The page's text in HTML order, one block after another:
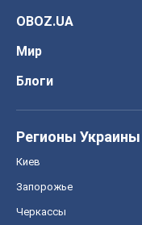
OBOZ.UA
Мир
Блоги
Регионы Украины
Киев
Запорожье
Черкассы